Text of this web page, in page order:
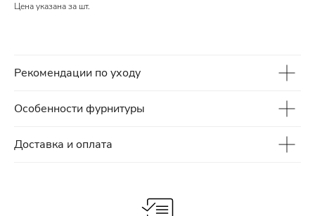
Цена указана за шт.
Рекомендации по уходу
Особенности фурнитуры
Доставка и оплата